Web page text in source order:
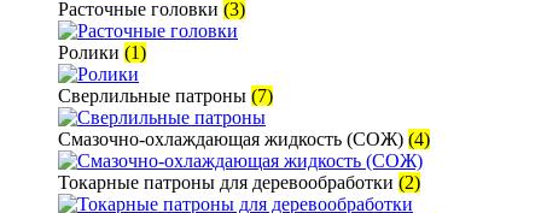
Расточные головки (3)
Ролики (1)
Сверлильные патроны (7)
Смазочно-охлаждающая жидкость (СОЖ) (4)
Токарные патроны для деревообработки (2)